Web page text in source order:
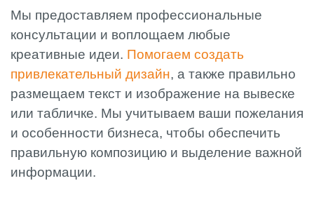
Мы предоставляем профессиональные
консультации и воплощаем любые
креативные идеи. Помогаем создать
привлекательный дизайн, а также правильно
размещаем текст и изображение на вывеске
или табличке. Мы учитываем ваши пожелания
и особенности бизнеса, чтобы обеспечить
правильную композицию и выделение важной
информации.